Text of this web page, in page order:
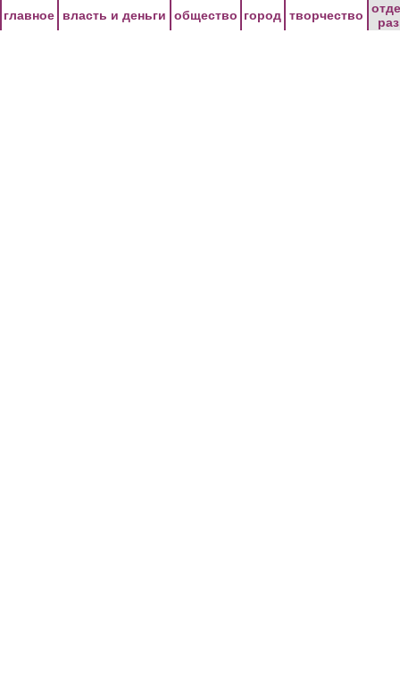
главное власть и деньги общество город творчество